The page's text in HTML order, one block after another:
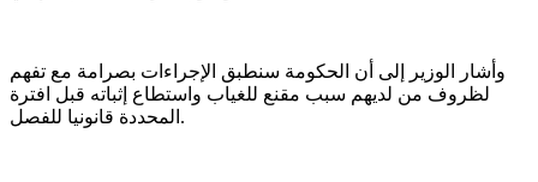
وأشار الوزير إلى أن الحكومة سنطبق الإجراءات بصرامة مع تفهم
لظروف من لديهم سبب مقنع للغياب واستطاع إثباته قبل افترة
المحددة قانونيا للفصل.